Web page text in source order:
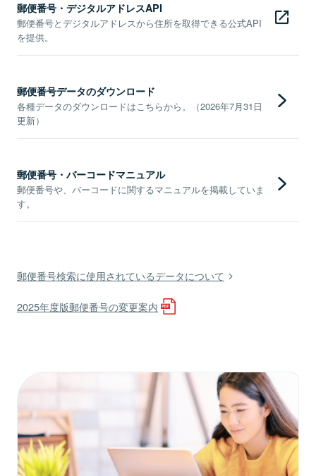
郵便番号・デジタルアドレスAPI
郵便番号とデジタルアドレスから住所を取得できる公式API
を提供。
郵便番号データのダウンロード
各種データのダウンロードはこちらから。（2026年7月31日
更新）
郵便番号・バーコードマニュアル
郵便番号や、バーコードに関するマニュアルを掲載していま
す。
郵便番号検索に使用されているデータについて
2025年度版郵便番号の変更案内